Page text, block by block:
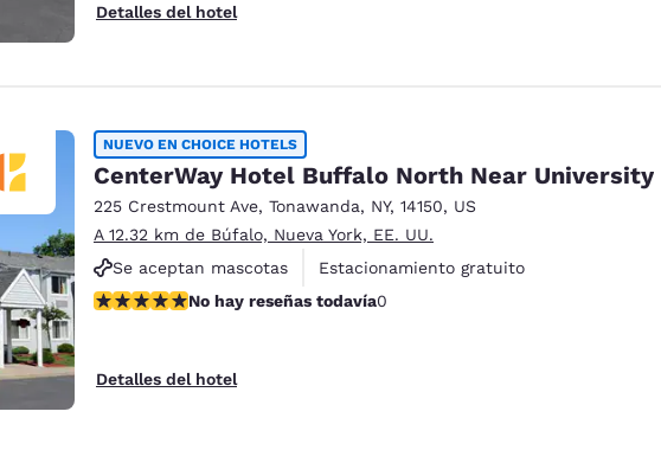
Detalles del hotel
NUEVO EN CHOICE HOTELS
CenterWay Hotel Buffalo North Near University
225 Crestmount Ave, Tonawanda, NY, 14150, US
A 12.32 km de Búfalo, Nueva York, EE. UU.
Se aceptan mascotas
Estacionamiento gratuito
No hay reseñas todavíaNo hay reseñas todavía0
Detalles del hotel